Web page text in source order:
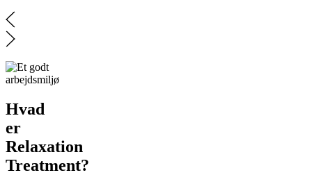
Hvad
er
Relaxation
Treatment?